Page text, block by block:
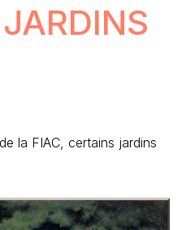
la FIAC, certains jardins